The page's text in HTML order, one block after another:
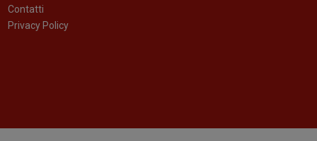
Contatti
Privacy Policy